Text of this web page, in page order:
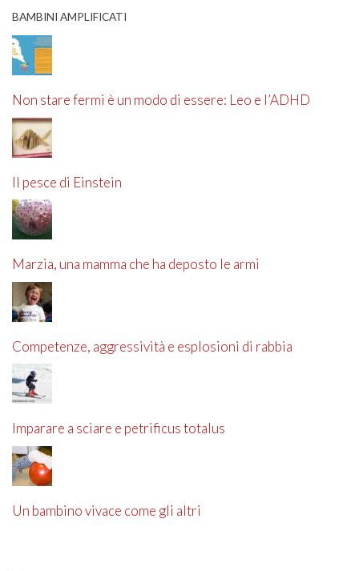
BAMBINI AMPLIFICATI
Non stare fermi è un modo di essere: Leo e l’ADHD
Il pesce di Einstein
Marzia, una mamma che ha deposto le armi
Competenze, aggressività e esplosioni di rabbia
Imparare a sciare e petrificus totalus
Un bambino vivace come gli altri